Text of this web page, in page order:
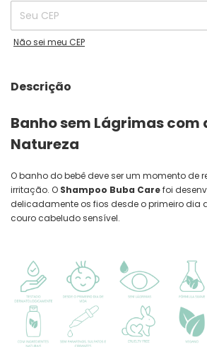
Não sei meu CEP
Descrição
Banho sem Lágrimas com
Natureza
O banho do bebê deve ser um momento de
irritação. O Shampoo Buba Carefoi
delicadamente os fios desde o primeiro dia
couro cabeludo sensível.